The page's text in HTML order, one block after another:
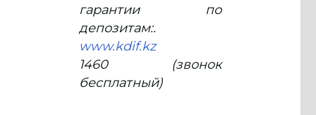
гарантии по
депозитам:.
www.kdif.kz
1460 (звонок
бесплатный)